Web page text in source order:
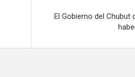
El Gobierno del